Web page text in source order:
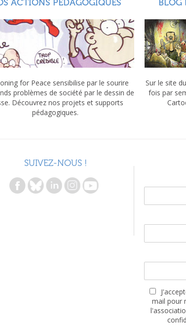
ACTIONS PÉDAGOGIQUES
for Peace sensibilise par le sourire
problèmes de société par le dessin de
Découvrez nos projets et supports
pédagogiques.
BLOG
Sur le site du
fois par
SUIVEZ-NOUS !
mail pour